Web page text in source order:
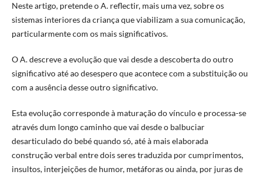
Neste artigo, pretende o A. reflectir, mais uma vez, sobre os
sistemas interiores da criança que viabilizam a sua comunicação,
particularmente com os mais significativos.
O A. descreve a evolução que vai desde a descoberta do outro
significativo até ao desespero que acontece com a substituição ou
com a ausência desse outro significativo.
Esta evolução corresponde à maturação do vínculo e processa-se
através dum longo caminho que vai desde o balbuciar
desarticulado do bebé quando só, até à mais elaborada
construção verbal entre dois seres traduzida por cumprimentos,
insultos, interjeições de humor, metáforas ou ainda, por juras de